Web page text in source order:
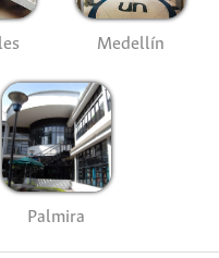
Medellín
Palmira